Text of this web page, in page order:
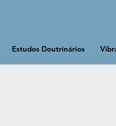
Estudos Doutrinários